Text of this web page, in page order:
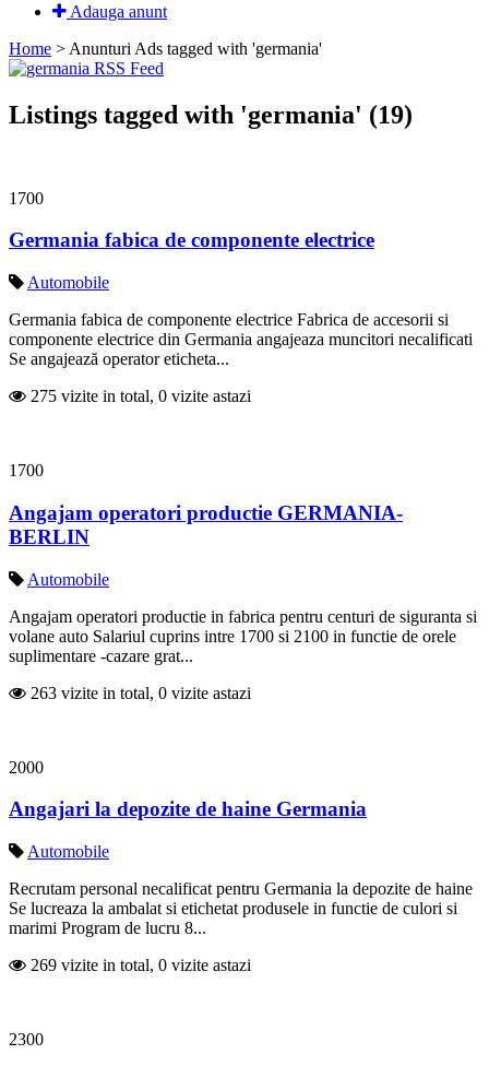
Adauga anunt
Home > Anunturi Ads tagged with 'germania'
Listings tagged with 'germania' (19)
1700
Germania fabica de componente electrice
Automobile
Germania fabica de componente electrice Fabrica de accesorii si
componente electrice din Germania angajeaza muncitori necalificati
Se angajează operator eticheta...
275 vizite in total, 0 vizite astazi
1700
Angajam operatori productie GERMANIA-
BERLIN
Automobile
Angajam operatori productie in fabrica pentru centuri de siguranta si
volane auto Salariul cuprins intre 1700 si 2100 in functie de orele
suplimentare -cazare grat...
263 vizite in total, 0 vizite astazi
2000
Angajari la depozite de haine Germania
Automobile
Recrutam personal necalificat pentru Germania la depozite de haine
Se lucreaza la ambalat si etichetat produsele in functie de culori si
marimi Program de lucru 8...
269 vizite in total, 0 vizite astazi
2300